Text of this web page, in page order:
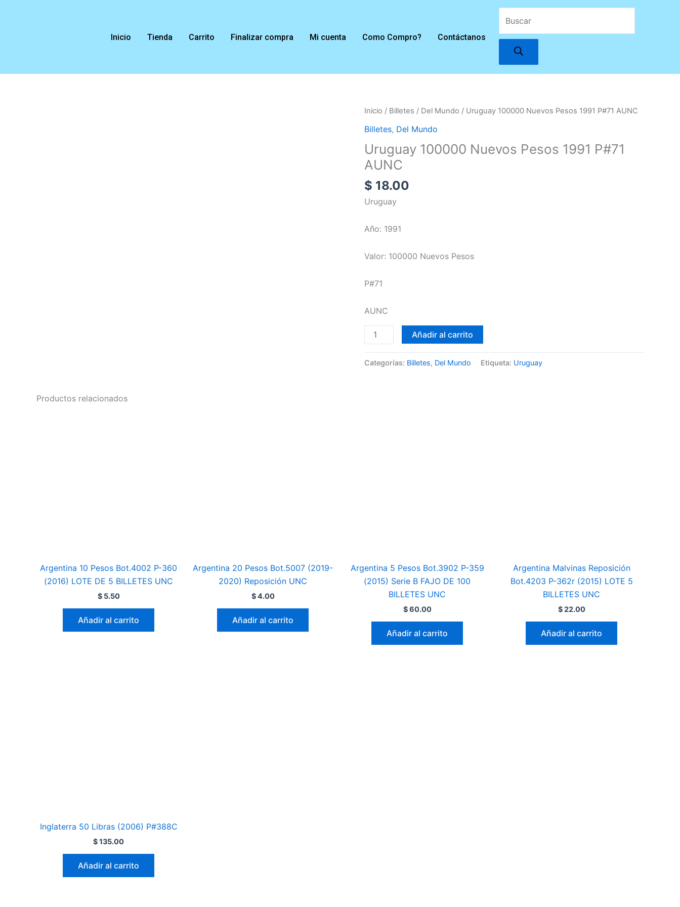
Inicio Tienda Carrito Finalizar compra Mi cuenta Como Compro? Contáctanos
Búsqueda
Inicio / Billetes / Del Mundo / Uruguay 100000 Nuevos Pesos 1991 P#71 AUNC
Billetes, Del Mundo
Uruguay 100000 Nuevos Pesos 1991 P#71
AUNC
$ 18.00
Uruguay
Año: 1991
Valor: 100000 Nuevos Pesos
P#71
AUNC
Uruguay
100000
Nuevos
Pesos
1991
AUNC
cantidad
Añadir al carrito
Categorías: Billetes, Del Mundo Etiqueta: Uruguay
Productos relacionados
Argentina 10 Pesos Bot.4002 P-360
(2016) LOTE DE 5 BILLETES UNC
$5.50
Añadir al carrito
Argentina 20 Pesos Bot.5007 (2019-
2020) Reposición UNC
$4.00
Añadir al carrito
Argentina 5 Pesos Bot.3902 P-359
(2015) Serie B FAJO DE 100
BILLETES UNC
$60.00
Añadir al carrito
Argentina Malvinas Reposición
Bot.4203 P-362r (2015) LOTE 5
BILLETES UNC
$22.00
Añadir al carrito
Inglaterra 50 Libras (2006) P#388C
$135.00
Añadir al carrito